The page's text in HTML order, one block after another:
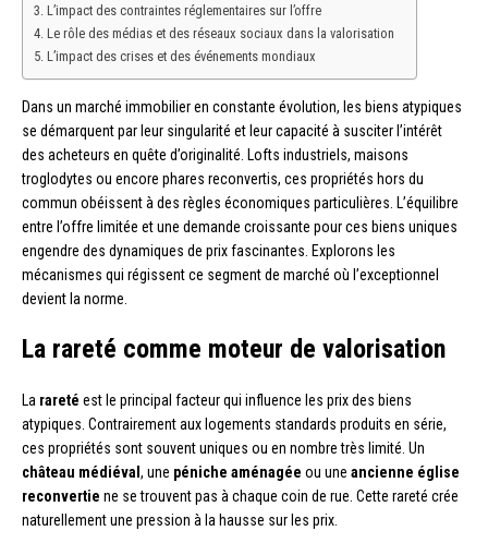
L’impact des contraintes réglementaires sur l’offre
Le rôle des médias et des réseaux sociaux dans la valorisation
L’impact des crises et des événements mondiaux
Dans un marché immobilier en constante évolution, les biens atypiques
se démarquent par leur singularité et leur capacité à susciter l’intérêt
des acheteurs en quête d’originalité. Lofts industriels, maisons
troglodytes ou encore phares reconvertis, ces propriétés hors du
commun obéissent à des règles économiques particulières. L’équilibre
entre l’offre limitée et une demande croissante pour ces biens uniques
engendre des dynamiques de prix fascinantes. Explorons les
mécanismes qui régissent ce segment de marché où l’exceptionnel
devient la norme.
La rareté comme moteur de valorisation
La rareté est le principal facteur qui influence les prix des biens
atypiques. Contrairement aux logements standards produits en série,
ces propriétés sont souvent uniques ou en nombre très limité. Un
château médiéval , une péniche aménagée ou une ancienne église
reconvertie ne se trouvent pas à chaque coin de rue. Cette rareté crée
naturellement une pression à la hausse sur les prix.